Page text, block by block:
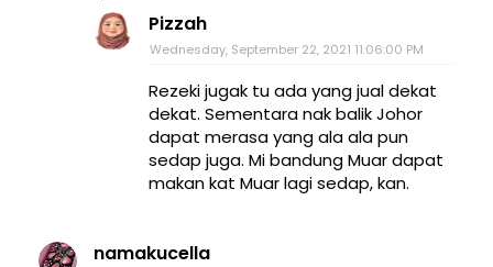
Pizzah
Wednesday, September 22, 2021 11:06:00 PM
Rezeki jugak tu ada yang jual dekat
dekat. Sementara nak balik Johor
dapat merasa yang ala ala pun
sedap juga. Mi bandung Muar dapat
makan kat Muar lagi sedap, kan.
namakucella